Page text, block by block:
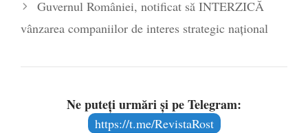
Guvernul României, notificat să INTERZICĂ
vânzarea companiilor de interes strategic național
Ne puteți urmări și pe Telegram:
https://t.me/RevistaRost